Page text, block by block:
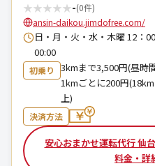
★★★★★-(0件)
ansin-daikou.jimdofree.com/
日・月・火・水・木曜 12：
00:00
初乗り
3kmまで3,500円(昼時
1kmごとに200円
上)
決済方法
安心おまかせ運転代行 仙
料金・詳